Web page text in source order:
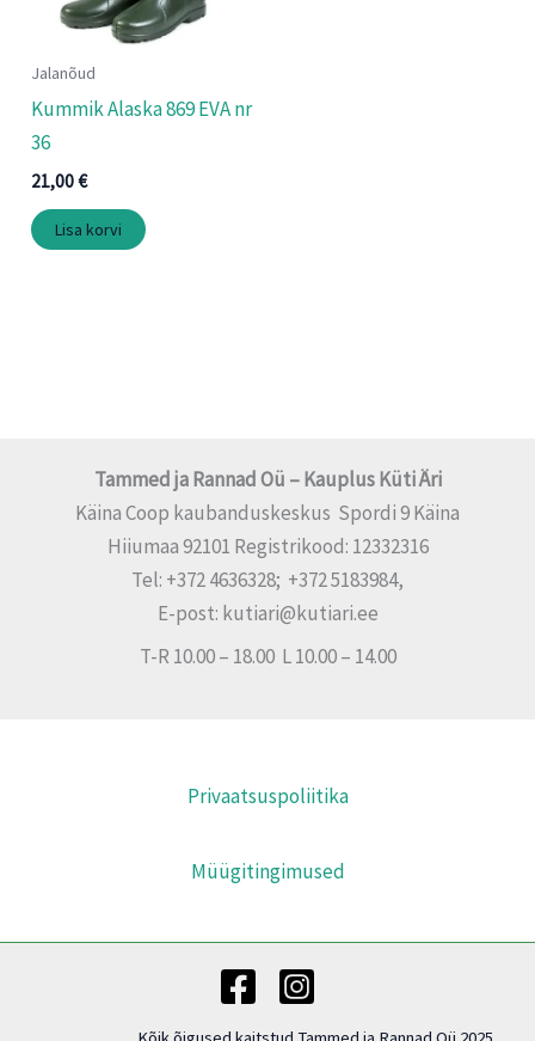
Jalanõud
Kummik Alaska 869 EVA nr
36
21,00€
Lisa korvi
Tammed ja Rannad Oü – Kauplus Küti Äri
Käina Coop kaubanduskeskus Spordi 9 Käina
Hiiumaa 92101 Registrikood: 12332316
Tel: +372 4636328; +372 5183984,
E-post: kutiari@kutiari.ee
T-R 10.00 – 18.00 L 10.00 – 14.00
Privaatsuspoliitika
Müügitingimused